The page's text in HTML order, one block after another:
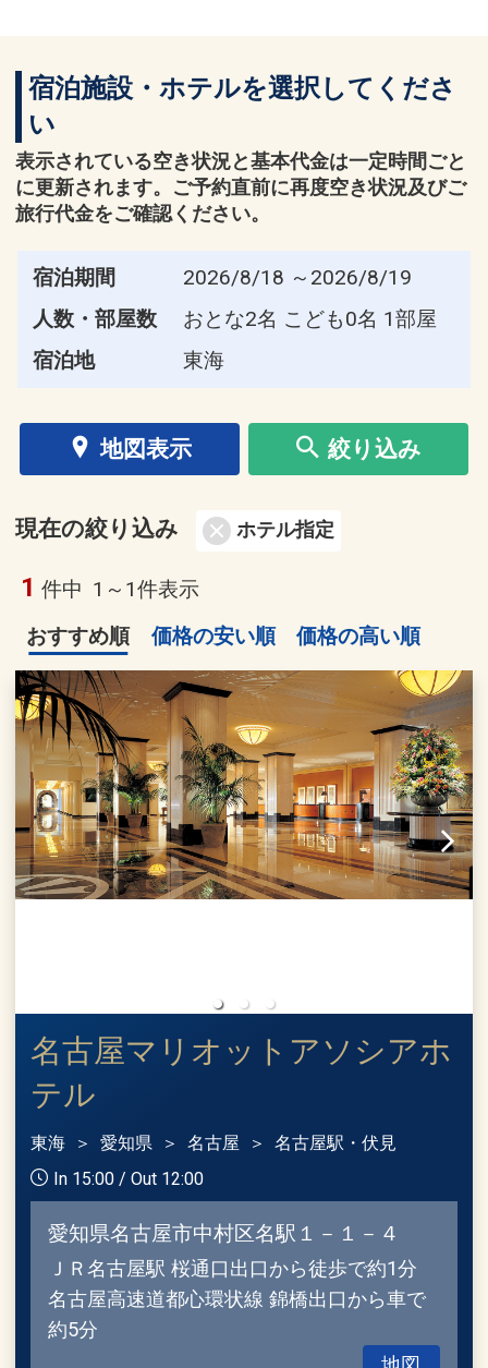
宿泊施設・ホテルを選択してくださ
い
表示されている空き状況と基本代金は一定時間ごと
に更新されます。ご予約直前に再度空き状況及びご
旅行代金をご確認ください。
宿泊期間
2026/8/18 ～2026/8/19
人数・部屋数
おとな2名 こども0名 1部屋
宿泊地
東海
地図表示 絞り込み
現在の絞り込み ホテル指定
1 件中 1～1件表示
おすすめ順
価格の安い順 価格の高い順
名古屋マリオットアソシアホ
テル
東海 愛知県 名古屋
名古屋駅・伏見
In 15:00 / Out 12:00
愛知県名古屋市中村区名駅１－１－４
ＪＲ名古屋駅 桜通口出口から徒歩で約1分
名古屋高速道都心環状線 錦橋出口から車で
約5分